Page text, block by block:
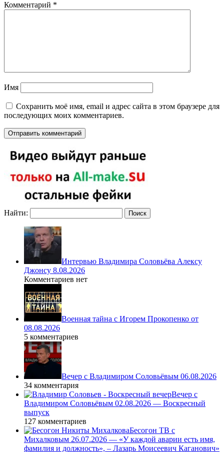
Комментарий *
Имя
Сохранить моё имя, email и адрес сайта в этом браузере для
последующих моих комментариев.
Найти:
Интервью Владимира Соловьёва Алексу
Джонсу 8.08.2026
Комментариев нет
Военная тайна с Игорем Прокопенко от
08.08.2026
5 комментариев
Вечер с Владимиром Соловьёвым 06.08.2026
34 комментария
Вечер с
Владимиром Соловьёвым 02.08.2026 — Воскресный
выпуск
127 комментариев
Бесогон ТВ с
Михалковым 26.07.2026 — «У каждой аварии есть имя,
фамилия и должность», – Лазарь Моисеевич Каганович»